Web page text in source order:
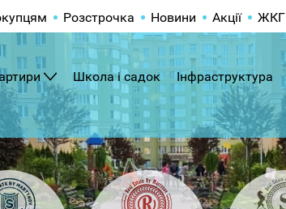
Розстрочка Новини Акції ЖКГ
Школа і садок Інфраструктура